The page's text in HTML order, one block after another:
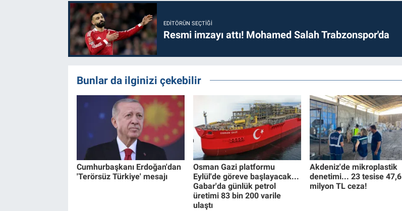
EDITÖRÜN SEÇTIĞI
Resmi imzayı attı! Mohamed Salah Trabzonspor'da
Bunlar da ilginizi çekebilir
Cumhurbaşkanı Erdoğan'dan
'Terörsüz Türkiye' mesajı
Osman Gazi platformu
Eylül'de göreve başlayacak...
Gabar'da günlük petrol
üretimi 83 bin 200 varile
ulaştı
Akdeniz'de mikroplastik
denetimi... 23 tesise 47,6
milyon TL ceza!